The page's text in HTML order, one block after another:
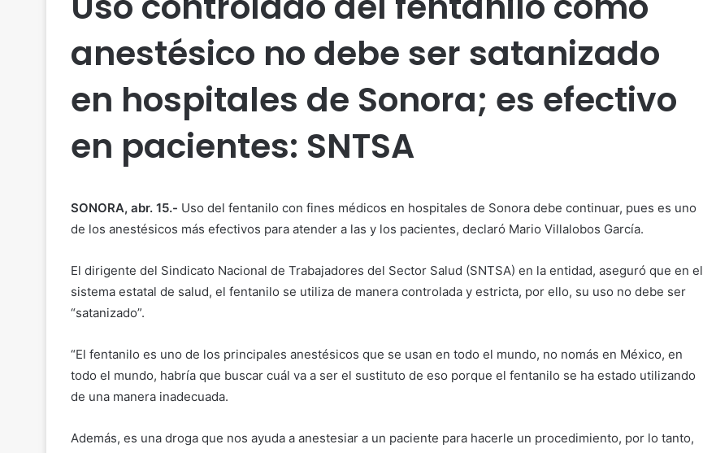
anestésico no debe ser satanizado
en hospitales de Sonora; es efectivo
en pacientes: SNTSA
SONORA, abr. 15.- Uso del fentanilo con fines médicos en hospitales de Sonora debe continuar, pues es uno
de los anestésicos más efectivos para atender a las y los pacientes, declaró Mario Villalobos García.
El dirigente del Sindicato Nacional de Trabajadores del Sector Salud (SNTSA) en la entidad, aseguró que en el
sistema estatal de salud, el fentanilo se utiliza de manera controlada y estricta, por ello, su uso no debe ser
“satanizado”.
“El fentanilo es uno de los principales anestésicos que se usan en todo el mundo, no nomás en México, en
todo el mundo, habría que buscar cuál va a ser el sustituto de eso porque el fentanilo se ha estado utilizando
de una manera inadecuada.
Además, es una droga que nos ayuda a anestesiar a un paciente para hacerle un procedimiento, por lo tanto,